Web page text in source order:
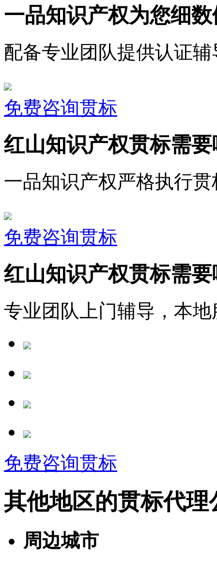
一品知识产权为您细
配备专业团队提供认证辅
免费咨询贯标
红山知识产权贯标需
一品知识产权严格执行
免费咨询贯标
红山知识产权贯标需
专业团队上门辅导，本
免费咨询贯标
其他地区的贯标代理
周边城市